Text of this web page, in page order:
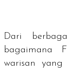
Dari
bagaimana
warisan yang